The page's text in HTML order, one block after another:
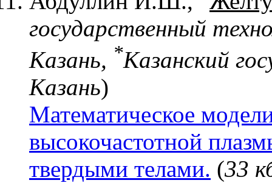
государственный
Казань, *Казанский
Казань)
Математическое
высокочастотной
твердыми телами. (33